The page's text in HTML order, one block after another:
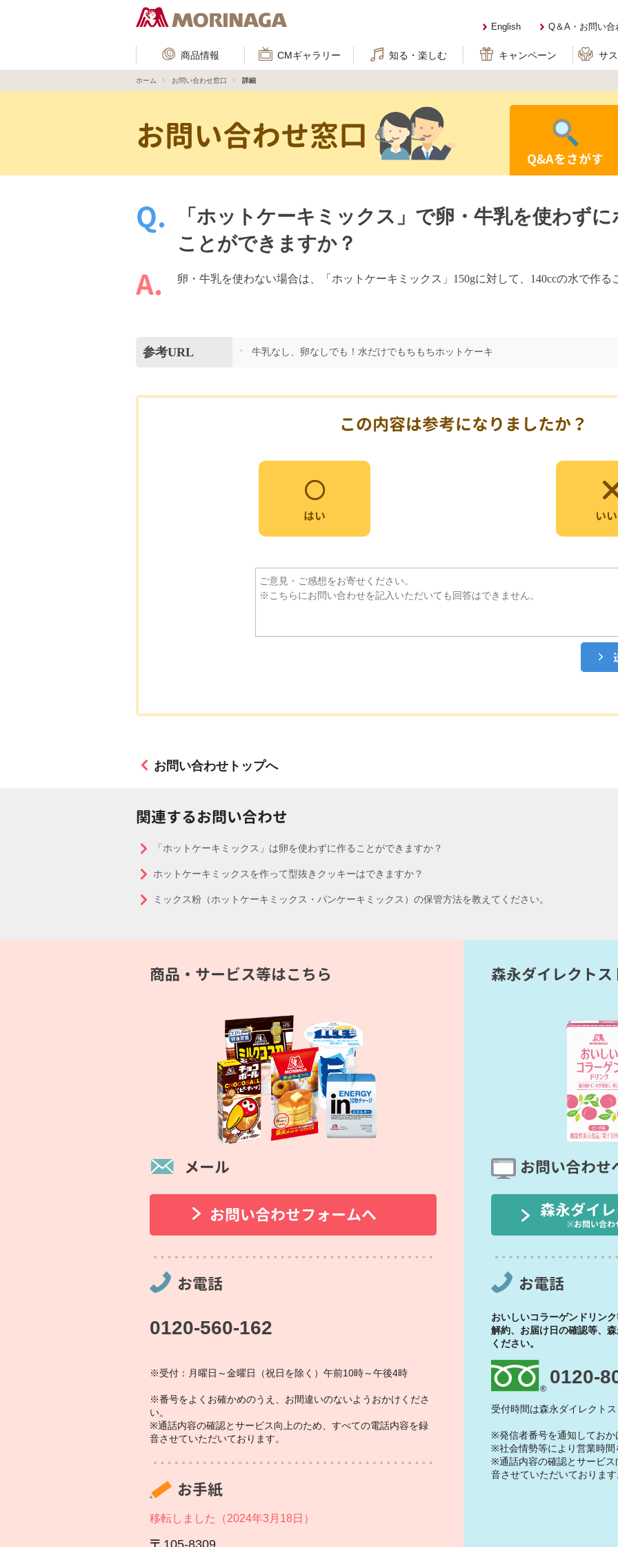
English Q＆A・お問い合
商品情報 CMギャラリー 知る・楽しむ キャンペーン サ
ホーム お問い合わせ窓口 詳細
お問い合わせ窓口
Q&Aをさがす
「ホットケーキミックス」で卵・牛乳を使わず
ことができますか？
卵・牛乳を使わない場合は、「ホットケーキミックス」150gに対して、140ccの水で作る
参考URL 牛乳なし、卵なしでも！水だけでもちもちホットケーキ
この内容は参考になりましたか？
はい い
お問い合わせトップへ
関連するお問い合わせ
「ホットケーキミックス」は卵を使わずに作ることができますか？
ホットケーキミックスを作って型抜きクッキーはできますか？
ミックス粉（ホットケーキミックス・パンケーキミックス）の保管方法を教えてください。
商品・サービス等はこちら
メール
お問い合わせフォームへ
お電話
0120-560-162
※受付：月曜日～金曜日（祝日を除く）午前10時～午後4時
※番号をよくお確かめのうえ、お間違いのないようおかけくださ
い。
※通話内容の確認とサービス向上のため、すべての電話内容を録
音させていただいております。
お手紙
移転しました（2024年3月18日）
105‐8309
森永ダイレクト
お問い合わせ
森永ダイ
※お問い合わ
お電話
おいしいコラーゲンドリン
解約、お届け日の確認等、
ください。
0120-
受付時間は森永ダイレクト
※発信者番号を通知しておか
※社会情勢等により営業時
※通話内容の確認とサービ
音させていただいておりま